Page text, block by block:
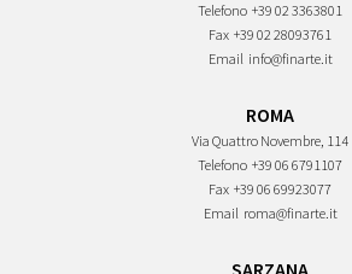
Telefono +39 02 3363801
Fax +39 02 28093761
Email info@finarte.it
ROMA
Via Quattro Novembre, 114
Telefono +39 06 6791107
Fax +39 06 69923077
Email roma@finarte.it